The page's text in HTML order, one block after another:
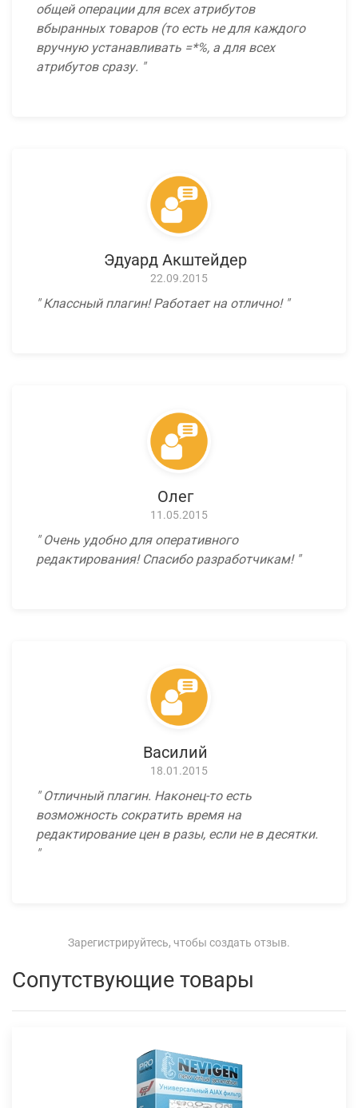
общей операции для всех атрибутов
вбыранных товаров (то есть не для каждого
вручную устанавливать =*%, а для всех
атрибутов сразу.
Эдуард Акштейдер
22.09.2015
Классный плагин! Работает на отлично!
Олег
11.05.2015
Очень удобно для оперативного
редактирования! Спасибо разработчикам!
Василий
18.01.2015
Отличный плагин. Наконец-то есть
возможность сократить время на
редактирование цен в разы, если не в десятки.
Зарегистрируйтесь, чтобы создать отзыв.
Сопутствующие товары